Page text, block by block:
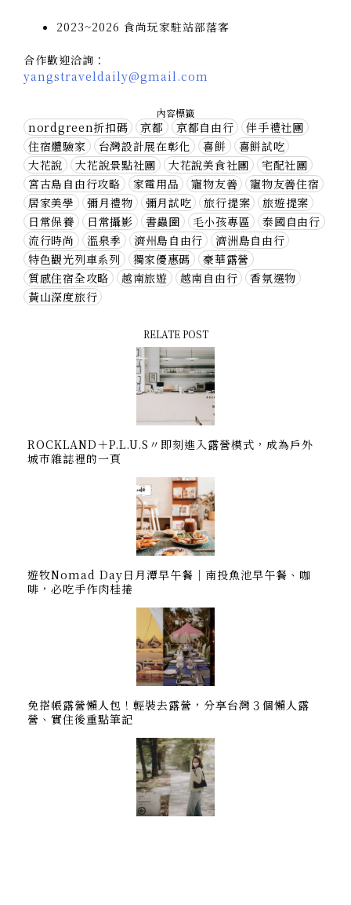
2023~2026 食尚玩家駐站部落客
合作歡迎洽詢：
yangstraveldaily@gmail.com
內容標籤
nordgreen折扣碼 京都 京都自由行
伴手禮社團
住宿體驗家
台灣設計展在彰化 喜餅
喜餅試吃
大花說
大花說景點社團 大花說美食社團
宅配社團
宮古島自由行攻略
家電用品 寵物友善
寵物友善住宿
居家美學
彌月禮物 彌月試吃 旅行提案
旅遊提案
日常保養
日常攝影 書蟲圈 毛小孩專區
泰國自由行
流行時尚
溫泉季 濟州島自由行
濟洲島自由行
特色觀光列車系列
獨家優惠碼
豪華露營
質感住宿全攻略
越南旅遊 越南自由行
香氛選物
黃山深度旅行
RELATE POST
ROCKLAND＋P.L.U.S〃即刻進入露營模式，成為戶外
城市雜誌裡的一頁
遊牧Nomad Day日月潭早午餐｜南投魚池早午餐、咖
啡，必吃手作肉桂捲
免搭帳露營懶人包！輕裝去露營，分享台灣３個懶人露
營、實住後重點筆記